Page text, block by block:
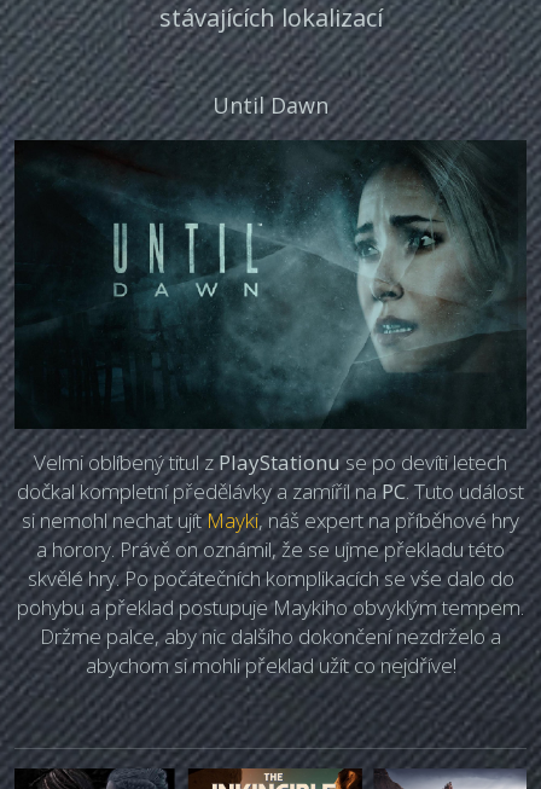
stávajících lokalizací
Until Dawn
Velmi oblíbený titul zPlayStationuse po devíti letech
dočkal kompletní předělávky a zamířil naPC. Tuto událost
si nemohl nechat ujítMayki, náš expert na příběhové hry
a horory. Právě on oznámil, že se ujme překladu této
skvělé hry. Po počátečních komplikacích se vše dalo do
pohybu a překlad postupuje Maykiho obvyklým tempem.
Držme palce, aby nic dalšího dokončení nezdrželo a
abychom si mohli překlad užít co nejdříve!